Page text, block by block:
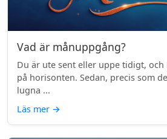
Vad är månuppgång?
Du är ute sent eller uppe tidigt,
på horisonten. Sedan, precis som
lugna ...
Läs mer →